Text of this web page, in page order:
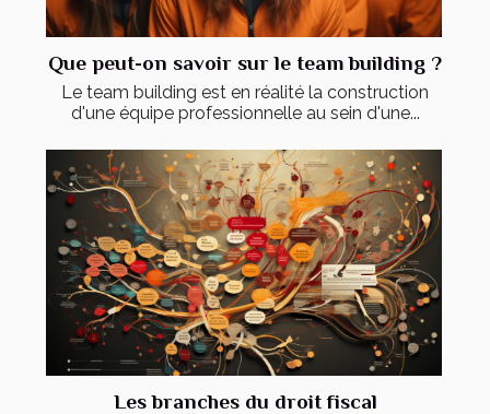
Que peut-on savoir sur le team building ?
Le team building est en réalité la construction
d'une équipe professionnelle au sein d'une...
Les branches du droit fiscal